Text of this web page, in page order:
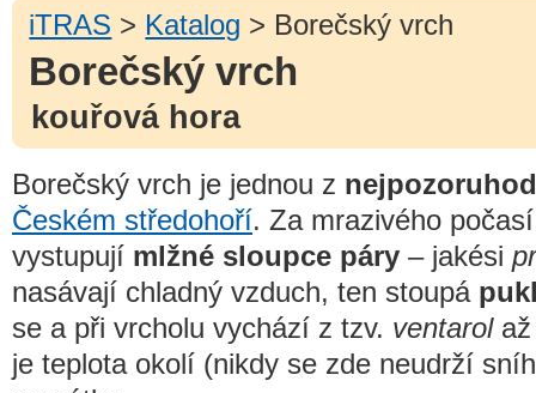
iTRAS > Katalog > Borečský vrch
Borečský vrch
kouřová hora
Borečský vrch je jednou z
Českém středohoří. Za mrazivého
vystupují mlžné sloupce páry – jakési
nasávají chladný vzduch, ten stoupá
se a při vrcholu vychází z tzv. ventarol
je teplota okolí (nikdy se zde neudrží